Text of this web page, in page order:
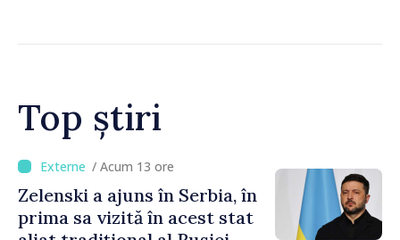
Top știri
/ Acum 3 minute
METEO // Sâmbătă cu ploi,
duminică cu soare: până la